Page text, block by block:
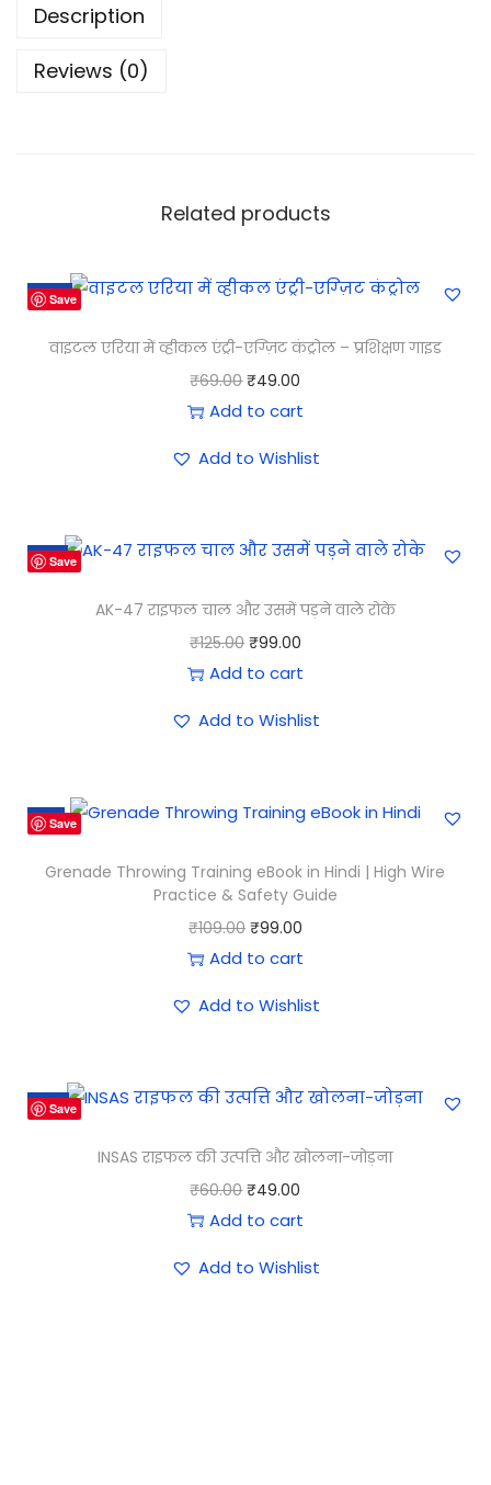
Description
Reviews (0)
Related products
Save
-29%
वाइटल एरिया में व्हीकल एंट्री-एग्ज़िट कंट्रोल – प्रशिक्षण गाइड
₹69.00 ₹49.00
Add to cart
Add to Wishlist
Save
-21%
AK-47 राइफल चाल और उसमें पड़ने वाले रोके
₹125.00 ₹99.00
Add to cart
Add to Wishlist
Save
-9%
Grenade Throwing Training eBook in Hindi | High Wire
Practice & Safety Guide
₹109.00 ₹99.00
Add to cart
Add to Wishlist
Save
-18%
INSAS राइफल की उत्पत्ति और खोलना-जोड़ना
₹60.00 ₹49.00
Add to cart
Add to Wishlist